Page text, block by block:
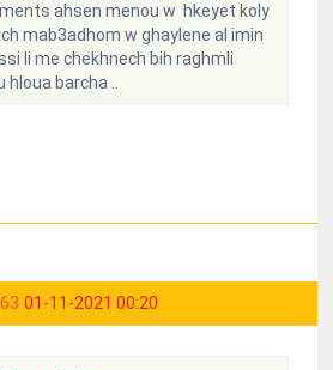
ahsen menou w hkeyet koly
mab3adhom w ghaylene al imin
li me chekhnech bih raghmli
hloua barcha ..
01-11-2021 00:20